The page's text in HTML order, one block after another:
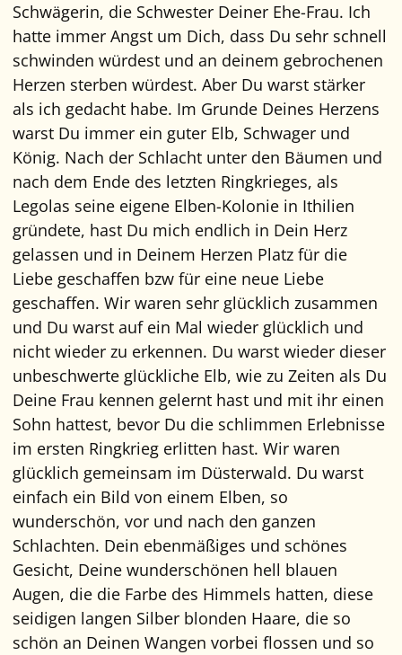
Schwägerin, die Schwester Deiner Ehe-Frau. Ich
hatte immer Angst um Dich, dass Du sehr schnell
schwinden würdest und an deinem gebrochenen
Herzen sterben würdest. Aber Du warst stärker
als ich gedacht habe. Im Grunde Deines Herzens
warst Du immer ein guter Elb, Schwager und
König. Nach der Schlacht unter den Bäumen und
nach dem Ende des letzten Ringkrieges, als
Legolas seine eigene Elben-Kolonie in Ithilien
gründete, hast Du mich endlich in Dein Herz
gelassen und in Deinem Herzen Platz für die
Liebe geschaffen bzw für eine neue Liebe
geschaffen. Wir waren sehr glücklich zusammen
und Du warst auf ein Mal wieder glücklich und
nicht wieder zu erkennen. Du warst wieder dieser
unbeschwerte glückliche Elb, wie zu Zeiten als Du
Deine Frau kennen gelernt hast und mit ihr einen
Sohn hattest, bevor Du die schlimmen Erlebnisse
im ersten Ringkrieg erlitten hast. Wir waren
glücklich gemeinsam im Düsterwald. Du warst
einfach ein Bild von einem Elben, so
wunderschön, vor und nach den ganzen
Schlachten. Dein ebenmäßiges und schönes
Gesicht, Deine wunderschönen hell blauen
Augen, die die Farbe des Himmels hatten, diese
seidigen langen Silber blonden Haare, die so
schön an Deinen Wangen vorbei flossen und so